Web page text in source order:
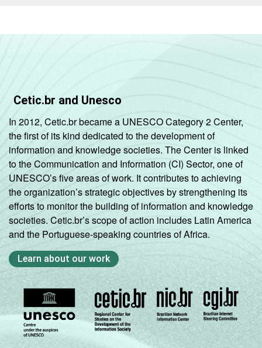
Cetic.br and Unesco
In 2012, Cetic.br became a UNESCO Category 2 Center,
the first of its kind dedicated to the development of
information and knowledge societies. The Center is linked
to the Communication and Information (CI) Sector, one of
UNESCO’s five areas of work. It contributes to achieving
the organization’s strategic objectives by strengthening its
efforts to monitor the building of information and knowledge
societies. Cetic.br’s scope of action includes Latin America
and the Portuguese-speaking countries of Africa.
Learn about our work